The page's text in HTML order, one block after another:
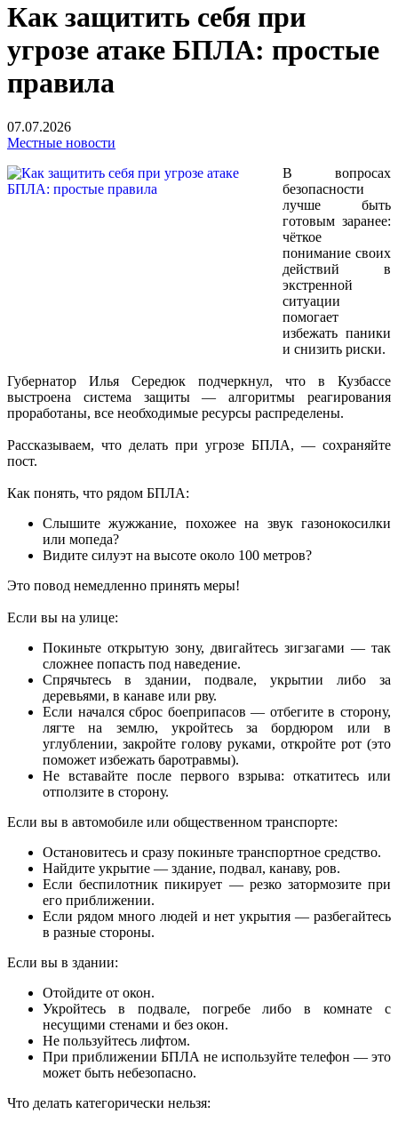
Как защитить себя при
угрозе атаке БПЛА: простые
правила
07.07.2026
Местные новости
В вопросах
безопасности
лучше быть
готовым заранее:
чёткое
понимание своих
действий в
экстренной
ситуации
помогает
избежать паники
и снизить риски.
Губернатор Илья Середюк подчеркнул, что в Кузбассе
выстроена система защиты — алгоритмы реагирования
проработаны, все необходимые ресурсы распределены.
Рассказываем, что делать при угрозе БПЛА, — сохраняйте
пост.
Как понять, что рядом БПЛА:
Слышите жужжание, похожее на звук газонокосилки
или мопеда?
Видите силуэт на высоте около 100 метров?
Это повод немедленно принять меры!
Если вы на улице:
Покиньте открытую зону, двигайтесь зигзагами — так
сложнее попасть под наведение.
Спрячьтесь в здании, подвале, укрытии либо за
деревьями, в канаве или рву.
Если начался сброс боеприпасов — отбегите в сторону,
лягте на землю, укройтесь за бордюром или в
углублении, закройте голову руками, откройте рот (это
поможет избежать баротравмы).
Не вставайте после первого взрыва: откатитесь или
отползите в сторону.
Если вы в автомобиле или общественном транспорте:
Остановитесь и сразу покиньте транспортное средство.
Найдите укрытие — здание, подвал, канаву, ров.
Если беспилотник пикирует — резко затормозите при
его приближении.
Если рядом много людей и нет укрытия — разбегайтесь
в разные стороны.
Если вы в здании:
Отойдите от окон.
Укройтесь в подвале, погребе либо в комнате с
несущими стенами и без окон.
Не пользуйтесь лифтом.
При приближении БПЛА не используйте телефон — это
может быть небезопасно.
Что делать категорически нельзя: